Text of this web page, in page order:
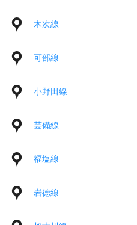
木次線
可部線
小野田線
芸備線
福塩線
岩徳線